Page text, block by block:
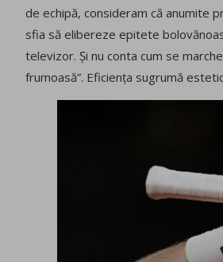
de echipă, consideram că anumite
sfia să elibereze epitete
televizor. Și nu conta cum se
frumoasă”. Eficiența sugrumă